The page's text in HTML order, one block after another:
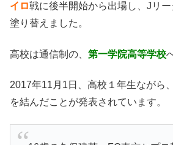
イロ戦に後半開始から出場し、Jリ
塗り替えました。
高校は通信制の、 第一学院高等学校
2017年11月1日、高校１年生ながら
を結んだことが発表されています。